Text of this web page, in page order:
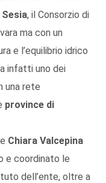
, il Consorzio di
ma con un
e l’equilibrio idrico
infatti uno dei
una rete
province di
Chiara Valcepina
e coordinato le
dell’ente, oltre a